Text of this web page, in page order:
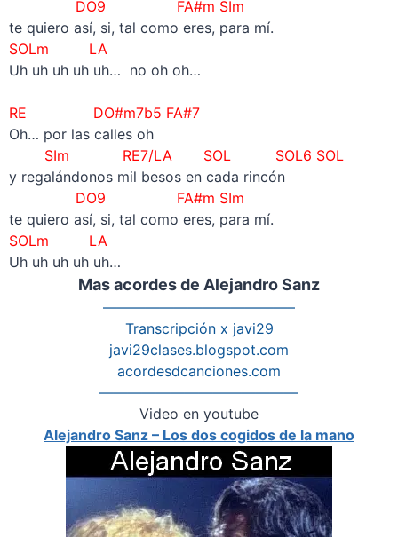
DO9 FA#m SIm
te quiero así, si, tal como eres, para mí.
SOLm LA
Uh uh uh uh uh… no oh oh…
RE DO#m7b5 FA#7
Oh… por las calles oh
SIm RE7/LA SOL SOL6 SOL
y regalándonos mil besos en cada rincón
DO9 FA#m SIm
te quiero así, si, tal como eres, para mí.
SOLm LA
Uh uh uh uh uh…
Mas acordes de Alejandro Sanz
—————————————–
Transcripción x javi29
javi29clases.blogspot.com
acordesdcanciones.com
——————————————
Video en youtube
Alejandro Sanz – Los dos cogidos de la mano